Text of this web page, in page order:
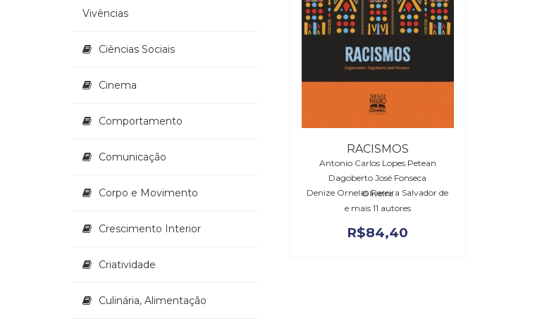
RACISMOS
Antonio Carlos Lopes Petean
Dagoberto José Fonseca
Denize Ornelas Pereira Salvador de Oliveira
e mais 11 autores
R$84,40
Vivências
Ciências Sociais
Cinema
Comportamento
Comunicação
Corpo e Movimento
Crescimento Interior
Criatividade
Culinária, Alimentação